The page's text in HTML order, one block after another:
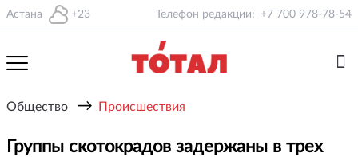
Астана +23 Телефон редакции: +7 700 978-78-54
Общество → Происшествия
Группы скотокрадов задержаны в трех